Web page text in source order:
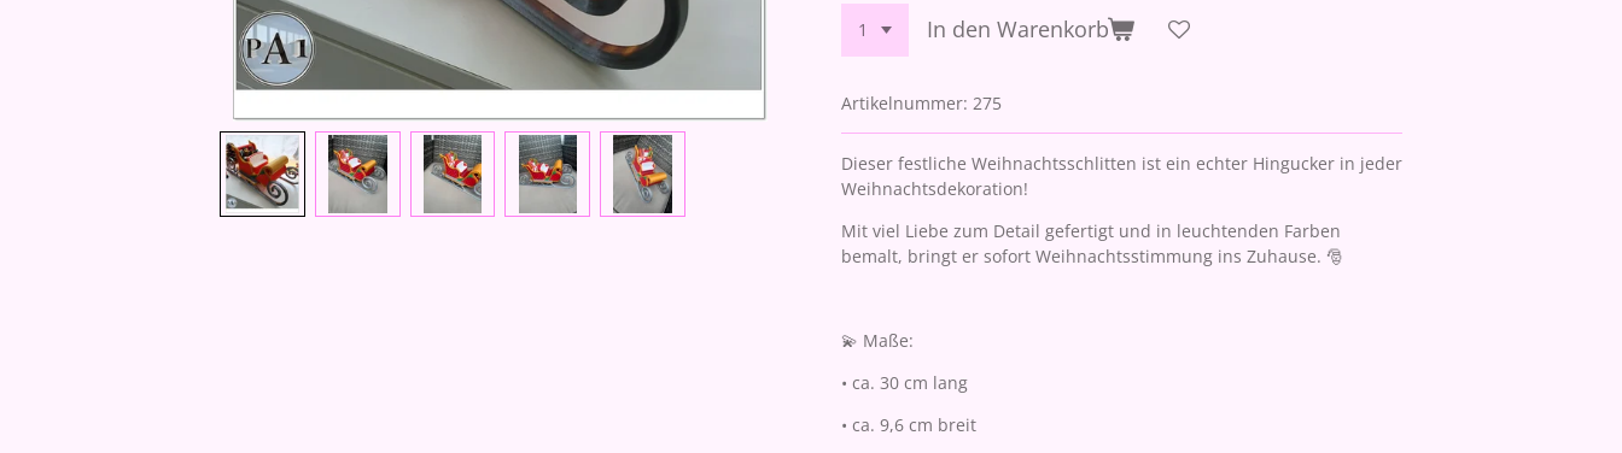
In den Warenkorb
Artikelnummer: 275
Dieser festliche Weihnachtsschlitten ist ein echter Hingucker in jeder
Weihnachtsdekoration!
Mit viel Liebe zum Detail gefertigt und in leuchtenden Farben
bemalt, bringt er sofort Weihnachtsstimmung ins Zuhause. 🎅
💫 Maße:
• ca. 30 cm lang
• ca. 9,6 cm breit